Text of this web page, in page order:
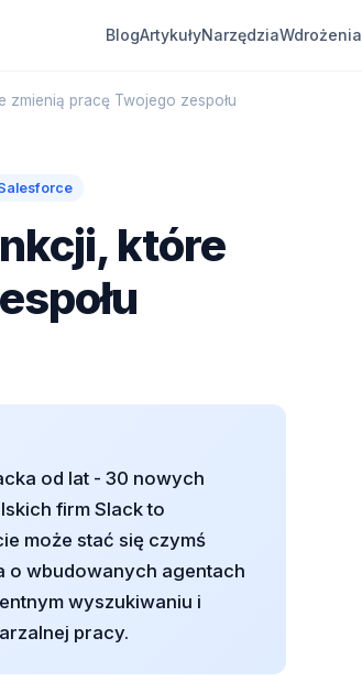
BlogArtykułyNarzędziaWdrożenia
pracę Twojego zespołu
które
od lat - 30 nowych
firm Slack to
może stać się czymś
o wbudowanych agentach
wyszukiwaniu i
pracy.